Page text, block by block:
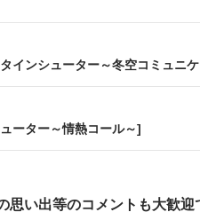
インシューター～冬空コミュニ
ーター～情熱コール～]
思い出等のコメントも大歓迎